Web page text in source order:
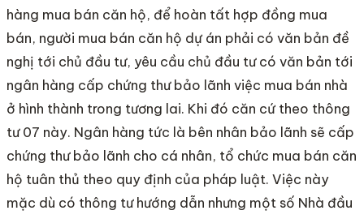
hàng mua bán căn hộ, để hoàn tất hợp đồng mua
bán, người mua bán căn hộ dự án phải có văn bản đề
nghị tới chủ đầu tư, yêu cầu chủ đầu tư có văn bản tới
ngân hàng cấp chứng thư bảo lãnh việc mua bán nhà
ở hình thành trong tương lai. Khi đó căn cứ theo thông
tư 07 này. Ngân hàng tức là bên nhân bảo lãnh sẽ cấp
chứng thư bảo lãnh cho cá nhân, tổ chức mua bán căn
hộ tuân thủ theo quy định của pháp luật. Việc này
mặc dù có thông tư hướng dẫn nhưng một số Nhà đầu